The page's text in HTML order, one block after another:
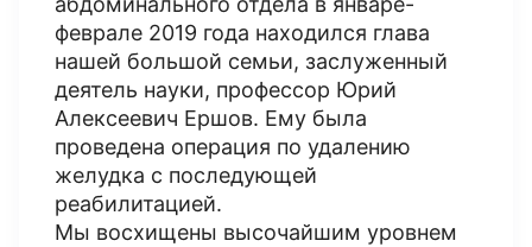
феврале 2019 года находился глава
нашей большой семьи, заслуженный
деятель науки, профессор Юрий
Алексеевич Ершов. Ему была
проведена операция по удалению
желудка с последующей
реабилитацией.
Мы восхищены высочайшим уровнем